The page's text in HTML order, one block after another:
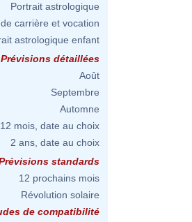
Portrait astrologique
carrière et vocation
astrologique enfant
Prévisions détaillées
Août
Septembre
Automne
12 mois, date au choix
2 ans, date au choix
standards
12 prochains mois
Révolution solaire
de compatibilité